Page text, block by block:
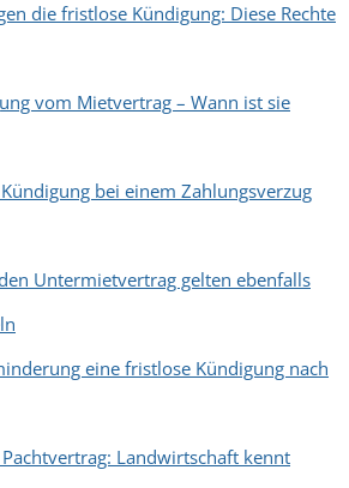
die fristlose Kündigung: Diese Rechte
vom Mietvertrag – Wann ist sie
bei einem Zahlungsverzug
Untermietvertrag gelten ebenfalls
eine fristlose Kündigung nach
Landwirtschaft kennt